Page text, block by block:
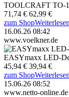
TOOLCRAFT TO-
71,74 € 62,99 €
zum ShopWeiterlesen
16.06.26 08:42
www.voelkner.de
EASYmaxx LED-
45,94 € 39,94 €
zum ShopWeiterlesen
15.06.26 08:52
www.netto-online.de